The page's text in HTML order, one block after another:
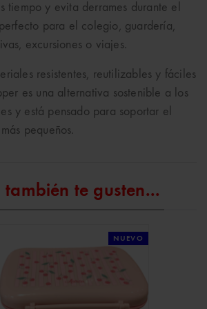
tiempo y evita derrames durante el
para el colegio, guardería,
excursiones o viajes.
resistentes, reutilizables y fáciles
es una alternativa sostenible a los
y está pensado para soportar el
pequeños.
también te gusten...
NUEVO